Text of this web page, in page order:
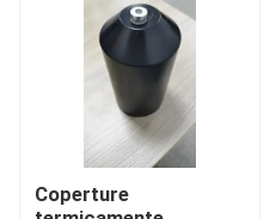
Coperture